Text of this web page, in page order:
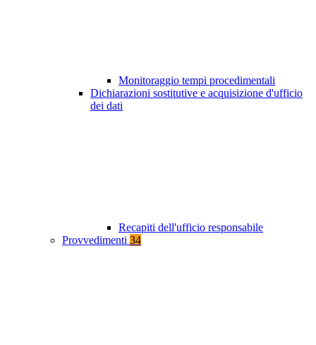
Monitoraggio tempi procedimentali
Dichiarazioni sostitutive e acquisizione d'ufficio
dei dati
Recapiti dell'ufficio responsabile
Provvedimenti 34